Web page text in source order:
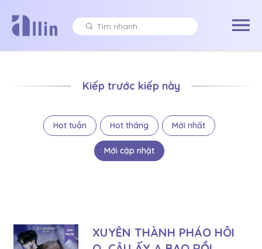
Kiếp trước kiếp này
Hot tuần Hot tháng Mới nhất
Mới cập nhật
XUYÊN THÀNH PHÁO HÔI